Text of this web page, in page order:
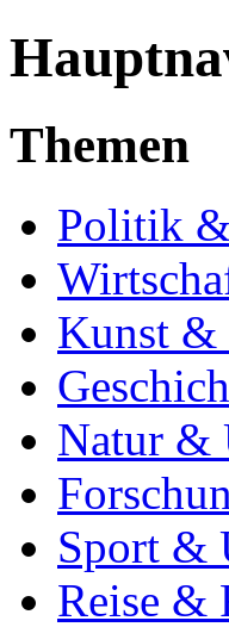
Themen
Politik
Kunst
Natur &
Sport &
Reise &